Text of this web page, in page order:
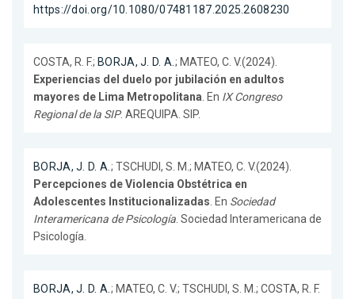
https://doi.org/10.1080/07481187.2025.2608230
COSTA, R. F.; BORJA, J. D. A.; MATEO, C. V.(2024).
Experiencias del duelo por jubilación en adultos
mayores de Lima Metropolitana. En IX Congreso
Regional de la SIP. AREQUIPA. SIP.
BORJA, J. D. A.; TSCHUDI, S. M.; MATEO, C. V.(2024).
Percepciones de Violencia Obstétrica en
Adolescentes Institucionalizadas. En Sociedad
Interamericana de Psicología. Sociedad Interamericana de
Psicología.
BORJA, J. D. A.; MATEO, C. V.; TSCHUDI, S. M.; COSTA, R. F.